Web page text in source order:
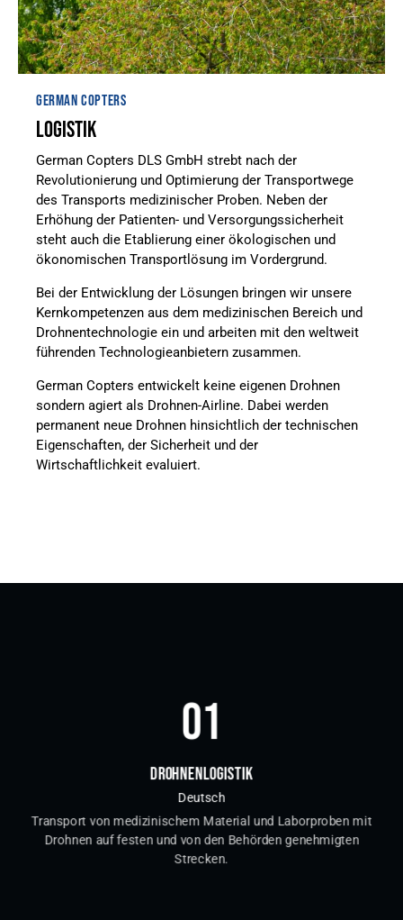
GERMAN COPTERS
LOGISTIK
German Copters DLS GmbH strebt nach der
Revolutionierung und Optimierung der Transportwege
des Transports medizinischer Proben. Neben der
Erhöhung der Patienten- und Versorgungssicherheit
steht auch die Etablierung einer ökologischen und
ökonomischen Transportlösung im Vordergrund.
Bei der Entwicklung der Lösungen bringen wir unsere
Kernkompetenzen aus dem medizinischen Bereich und
Drohnentechnologie ein und arbeiten mit den weltweit
führenden Technologieanbietern zusammen.
German Copters entwickelt keine eigenen Drohnen
sondern agiert als Drohnen-Airline. Dabei werden
permanent neue Drohnen hinsichtlich der technischen
Eigenschaften, der Sicherheit und der
Wirtschaftlichkeit evaluiert.
01
DROHNENLOGISTIK
Deutsch
Transport von medizinischem Material und Laborproben mit
Drohnen auf festen und von den Behörden genehmigten
Strecken.